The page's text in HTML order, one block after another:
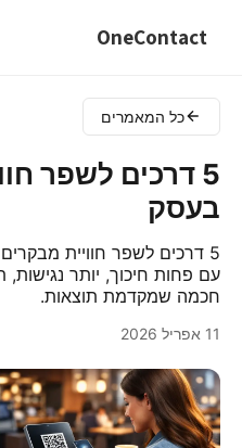
OneContact
כל המאמרים
5 דרכים לשפר
בעסק
5 דרכים לשפר חוויית
עם פחות חיכוך, יותר נגישות,
חכמה שמקדמת תוצאות.
11 אפריל 2026